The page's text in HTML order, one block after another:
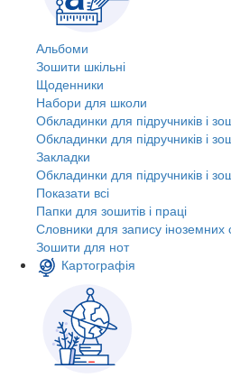
Альбоми
Зошити шкільні
Щоденники
Набори для школи
Обкладинки для підручників і
Обкладинки для підручників і
Закладки
Обкладинки для підручників і
Показати всі
Папки для зошитів і праці
Словники для запису іноземних
Зошити для нот
Картографія